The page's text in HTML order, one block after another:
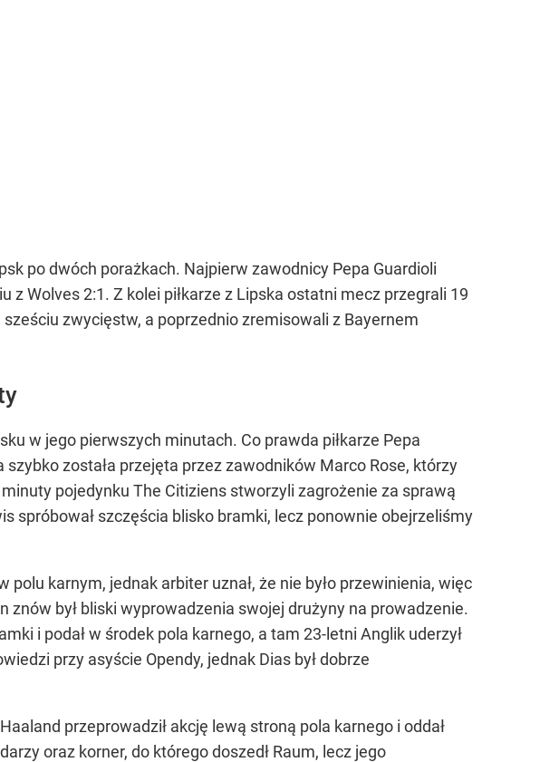
po dwóch porażkach. Najpierw zawodnicy Pepa Guardioli
Wolves 2:1. Z kolei piłkarze z Lipska ostatni mecz przegrali 19
zwycięstw, a poprzednio zremisowali z Bayernem
w jego pierwszych minutach. Co prawda piłkarze Pepa
została przejęta przez zawodników Marco Rose, którzy
pojedynku The Citiziens stworzyli zagrożenie za sprawą
spróbował szczęścia blisko bramki, lecz ponownie obejrzeliśmy
karnym, jednak arbiter uznał, że nie było przewinienia, więc
był bliski wyprowadzenia swojej drużyny na prowadzenie.
i podał w środek pola karnego, a tam 23-letni Anglik uderzył
przy asyście Opendy, jednak Dias był dobrze
przeprowadził akcję lewą stroną pola karnego i oddał
oraz korner, do którego doszedł Raum, lecz jego